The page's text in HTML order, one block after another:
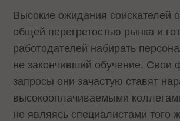
Высокие ожидания соискателей
общей перегретостью рынка и
работодателей набирать
не закончивший обучение. Свои
запросы они зачастую ставят
высокооплачиваемыми
не являясь специалистами того